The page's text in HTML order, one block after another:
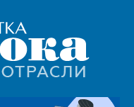
|
Новости